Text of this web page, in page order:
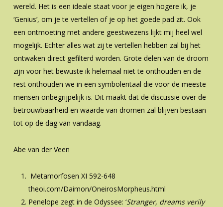
wereld. Het is een ideale staat voor je eigen hogere ik, je
‘Genius’, om je te vertellen of je op het goede pad zit. Ook
een ontmoeting met andere geestwezens lijkt mij heel wel
mogelijk. Echter alles wat zij te vertellen hebben zal bij het
ontwaken direct gefilterd worden. Grote delen van de droom
zijn voor het bewuste ik helemaal niet te onthouden en de
rest onthouden we in een symbolentaal die voor de meeste
mensen onbegrijpelijk is. Dit maakt dat de discussie over de
betrouwbaarheid en waarde van dromen zal blijven bestaan
tot op de dag van vandaag.
Abe van der Veen
Metamorfosen XI 592-648
theoi.com/Daimon/OneirosMorpheus.html
Penelope zegt in de Odyssee: ‘Stranger, dreams verily